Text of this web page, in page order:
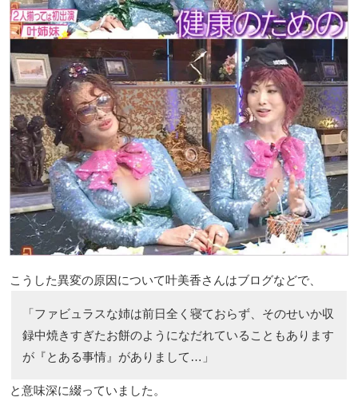
こうした異変の原因について叶美香さんはブログなどで、
「ファビュラスな姉は前日全く寝ておらず、そのせいか収
録中焼きすぎたお餅のようになだれていることもあります
が『とある事情』がありまして…」
と意味深に綴っていました。